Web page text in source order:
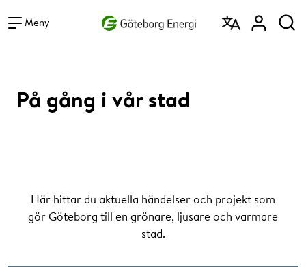
Meny
På gång i vår stad
Här hittar du aktuella händelser och projekt som
gör Göteborg till en grönare, ljusare och varmare
stad.